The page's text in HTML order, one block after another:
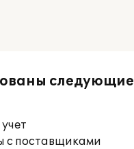
следующие
с поставщиками